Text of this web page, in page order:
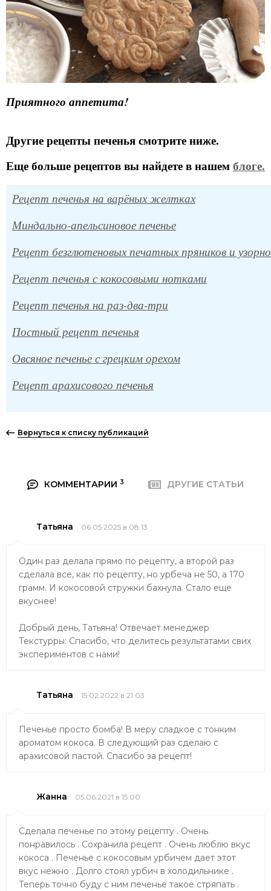
Приятного аппетита!
Другие рецепты печенья смотрите ниже.
Еще больше рецептов вы найдете в нашемблоге.
Рецепт печенья на варёных желтках
Миндально-апельсиновое печенье
Рецепт безглютеновых печатных пряников и
Рецепт печенья с кокосовыми нотками
Рецепт печенья на раз-два-три
Постный рецепт печенья
Овсяное печенье с грецким орехом
Рецепт арахисового печенья
Вернуться к списку публикаций
КОММЕНТАРИИ 3 ДРУГИЕ СТАТЬИ
Татьяна 06.05.2025 в 08:13
Один раз делала прямо по рецепту, а второй раз
сделала все, как по рецепту, но урбеча не 50, а 170
грамм. И кокосовой стружки бахнула. Стало еще
вкуснее!
Добрый день, Татьяна! Отвечает менеджер
Текстурры: Спасибо, что делитесь результатами свих
экспериментов с нами!
Татьяна 15.02.2022 в 21:03
Печенье просто бомба! В меру сладкое с тонким
ароматом кокоса. В следующий раз сделаю с
арахисовой пастой. Спасибо за рецепт!
Жанна 05.06.2021 в 15:00
Сделала печенье по этому рецепту . Очень
понравилось . Сохранила рецепт . Очень люблю вкус
кокоса . Печенье с кокосовым урбичем дает этот
вкус нежно . Долго стоял урбич в холодильнике .
Теперь точно буду с ним печенье такое стряпать .